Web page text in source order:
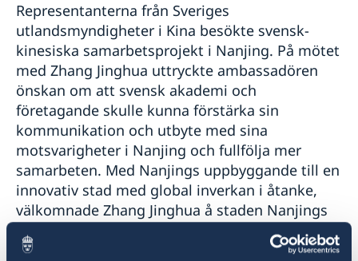
Representanterna från Sveriges
utlandsmyndigheter i Kina besökte svensk-
kinesiska samarbetsprojekt i Nanjing. På mötet
med Zhang Jinghua uttryckte ambassadören
önskan om att svensk akademi och
företagande skulle kunna förstärka sin
kommunikation och utbyte med sina
motsvarigheter i Nanjing och fullfölja mer
samarbeten. Med Nanjings uppbyggande till en
innovativ stad med global inverkan i åtanke,
välkomnade Zhang Jinghua å staden Nanjings
vägnar fler svenska universitet, teknologiska
företag och forskare till Nanjing.